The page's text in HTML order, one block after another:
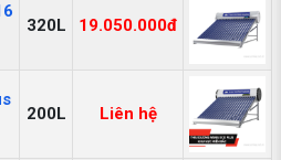
320L 19.050.000đ
200L Liên hệ